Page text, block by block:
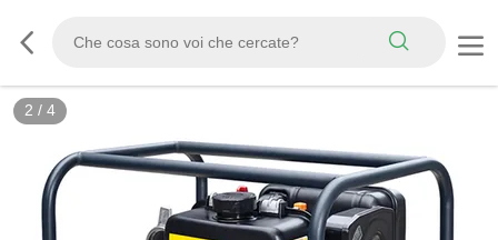
3 / 4